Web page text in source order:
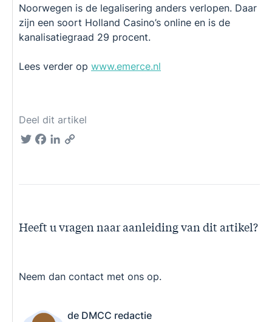
Noorwegen is de legalisering anders verlopen. Daar
zijn een soort Holland Casino’s online en is de
kanalisatiegraad 29 procent.
Lees verder op www.emerce.nl
Deel dit artikel
TwitterFacebook
LinkedIn
Heeft u vragen naar aanleiding van dit artikel?
Neem dan contact met ons op.
de DMCC redactie